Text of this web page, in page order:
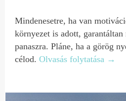
Mindenesetre, ha van
környezet is adott, garantáltan
panaszra. Pláne, ha a görög
célod.Olvasás folytatása →